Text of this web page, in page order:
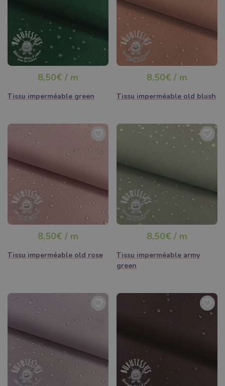
8,50€ / m
Tissu imperméable green
8,50€ / m
Tissu imperméable old blush
8,50€ / m
Tissu imperméable old rose
8,50€ / m
Tissu imperméable army
green